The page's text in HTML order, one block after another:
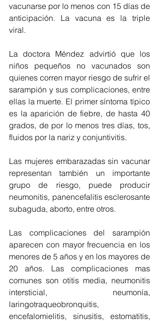
vacunarse por lo menos con 15 días de
anticipación. La vacuna es la triple
viral.
La doctora Méndez advirtió que los
niños pequeños no vacunados son
quienes corren mayor riesgo de sufrir el
sarampión y sus complicaciones, entre
ellas la muerte. El primer síntoma típico
es la aparición de fiebre, de hasta 40
grados, de por lo menos tres días, tos,
fluidos por la nariz y conjuntivitis.
Las mujeres embarazadas sin vacunar
representan también un importante
grupo de riesgo, puede producir
neumonitis, panencefalitis esclerosante
subaguda, aborto, entre otros.
Las complicaciones del sarampión
aparecen con mayor frecuencia en los
menores de 5 años y en los mayores de
20 años. Las complicaciones mas
comunes son otitis media, neumonitis
intersticial, neumonía,
laringotraqueobronquitis,
encefalomielitis, sinusitis, estomatitis,